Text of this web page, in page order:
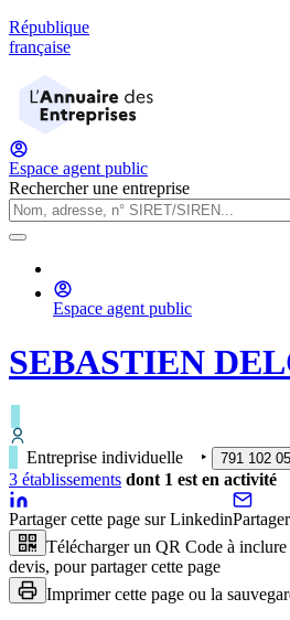
République
française
Espace agent public
Rechercher une entreprise
Espace agent public
SEBASTIEN
Entreprise individuelle ‣ 791 102
3 établissements dont 1 est en activité
Partager cette page sur Linkedin
Télécharger un QR Code à
devis, pour partager cette page
Imprimer cette page ou la